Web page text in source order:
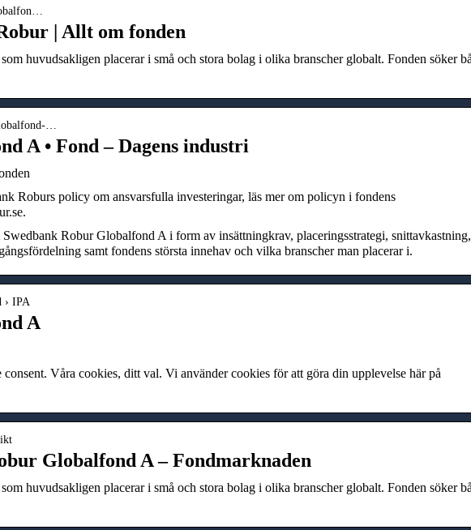
| Allt om fonden
huvudsakligen placerar i små och stora bolag i olika branscher globalt. Fonden söker
…
A • Fond – Dagens industri
Roburs policy om ansvarsfulla investeringar, läs mer om policyn i fondens
Robur Globalfond A i form av insättningkrav, placeringsstrategi, snittavkastning,
samt fondens största innehav och vilka branscher man placerar i.
› IPA
A
Våra cookies, ditt val. Vi använder cookies för att göra din upplevelse här på
Globalfond A – Fondmarknaden
huvudsakligen placerar i små och stora bolag i olika branscher globalt. Fonden söker